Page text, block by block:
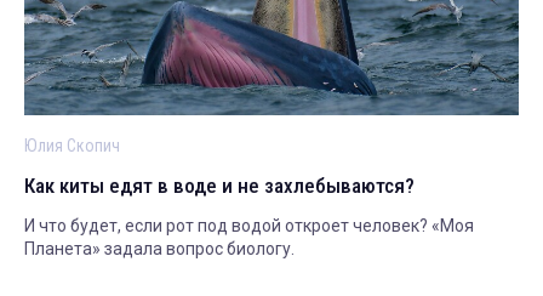
Юлия Скопич
Как киты едят в воде и не захлебываются?
И что будет, если рот под водой откроет человек? «Моя
Планета» задала вопрос биологу.